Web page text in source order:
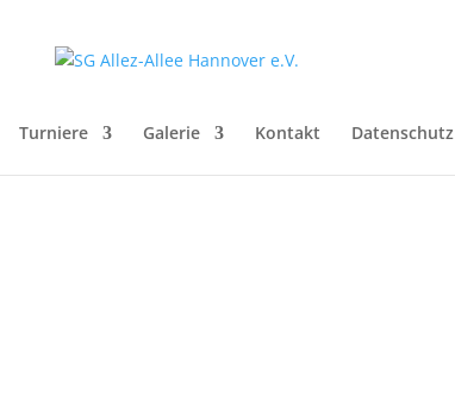
Turniere Galerie Kontakt Datenschutz